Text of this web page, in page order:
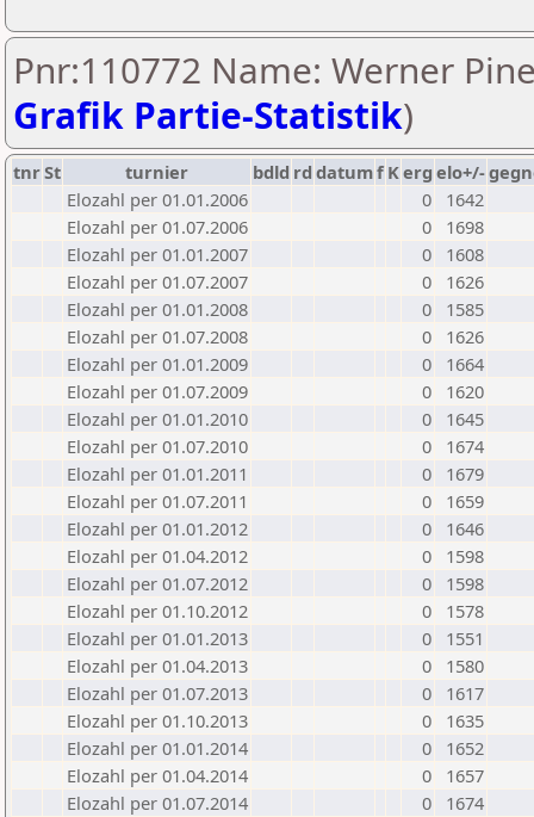
Pnr:110772 Name: Werner
Grafik Partie-Statistik)
tnrSt turnier bdld rd datumf Kerg elo+/-
Elozahl per 01.01.2006
0
1642
Elozahl per 01.07.2006
0
1698
Elozahl per 01.01.2007
0
1608
Elozahl per 01.07.2007
0
1626
Elozahl per 01.01.2008
0
1585
Elozahl per 01.07.2008
0
1626
Elozahl per 01.01.2009
0
1664
Elozahl per 01.07.2009
0
1620
Elozahl per 01.01.2010
0
1645
Elozahl per 01.07.2010
0
1674
Elozahl per 01.01.2011
0
1679
Elozahl per 01.07.2011
0
1659
Elozahl per 01.01.2012
0
1646
Elozahl per 01.04.2012
0
1598
Elozahl per 01.07.2012
0
1598
Elozahl per 01.10.2012
0
1578
Elozahl per 01.01.2013
0
1551
Elozahl per 01.04.2013
0
1580
Elozahl per 01.07.2013
0
1617
Elozahl per 01.10.2013
0
1635
Elozahl per 01.01.2014
0
1652
Elozahl per 01.04.2014
0
1657
Elozahl per 01.07.2014
0
1674